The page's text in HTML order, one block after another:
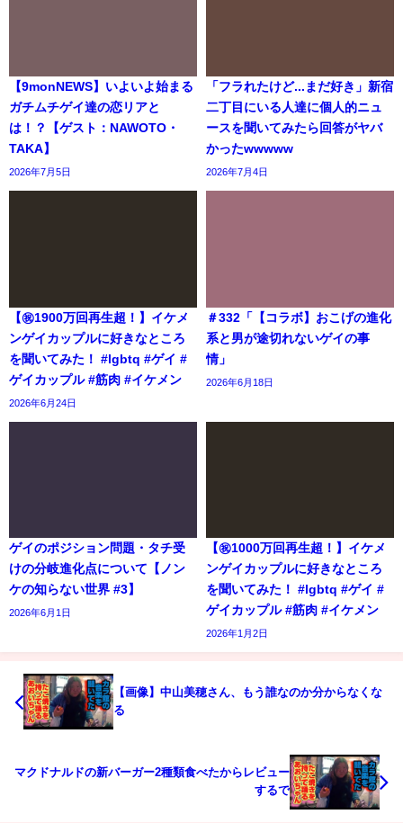
【9monNEWS】いよいよ始まる
ガチムチゲイ達の恋リアと
は！？【ゲスト：NAWOTO・
TAKA】
2026年7月5日
「フラれたけど...まだ好き」新宿
二丁目にいる人達に個人的ニュ
ースを聞いてみたら回答がヤバ
かったwwwww
2026年7月4日
【㊗️1900万回再生超！】イケメ
ンゲイカップルに好きなところ
を聞いてみた！ #lgbtq #ゲイ #
ゲイカップル #筋肉 #イケメン
2026年6月24日
＃332「【コラボ】おこげの進化
系と男が途切れないゲイの事
情」
2026年6月18日
ゲイのポジション問題・タチ受
けの分岐進化点について【ノン
ケの知らない世界 #3】
2026年6月1日
【㊗️1000万回再生超！】イケメ
ンゲイカップルに好きなところ
を聞いてみた！ #lgbtq #ゲイ #
ゲイカップル #筋肉 #イケメン
2026年1月2日
【画像】中山美穂さん、もう誰なのか分からなくな
る
マクドナルドの新バーガー2種類食べたからレビュー
するで